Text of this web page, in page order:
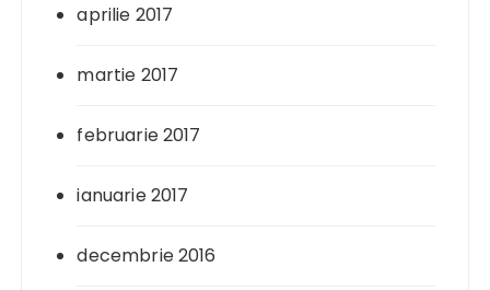
aprilie 2017
martie 2017
februarie 2017
ianuarie 2017
decembrie 2016